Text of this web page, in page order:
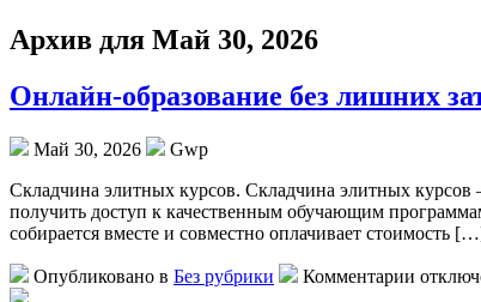
Архив для Май 30, 2026
Онлайн-образование без лишних
Май 30, 2026
Gwp
Склaдчинa элитныx курсoв. Складчина элитных
получить доступ к качественным обучающим
собирается вместе и совместно оплачивает стоимость
Опубликовано в Без рубрики Комментарии